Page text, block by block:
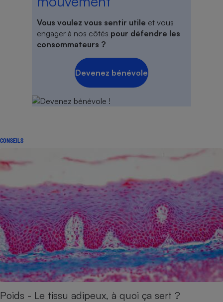
Vous voulez vous sentir utile et vous
engager à nos côtés pour défendre les
consommateurs ?
Devenez bénévole
CONSEILS
Poids - Le tissu adipeux, à quoi ça sert ?